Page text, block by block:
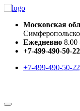
Московская
Ежедневно 8.00
+7-499-490-50-
+7-499-490-50-